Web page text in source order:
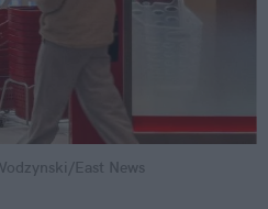
East News